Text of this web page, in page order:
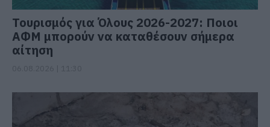
Τουρισμός για Όλους 2026-2027: Ποιοι
ΑΦΜ μπορούν να καταθέσουν σήμερα
αίτηση